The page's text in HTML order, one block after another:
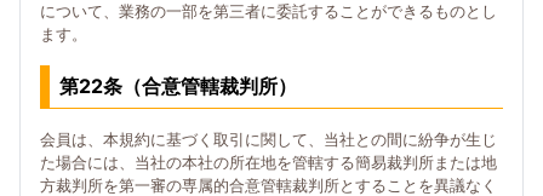
について、業務の一部を第三者に委託することができるものとし
ます。
第22条（合意管轄裁判所）
会員は、本規約に基づく取引に関して、当社との間に紛争が生じ
た場合には、当社の本社の所在地を管轄する簡易裁判所または地
方裁判所を第一審の専属的合意管轄裁判所とすることを異議なく